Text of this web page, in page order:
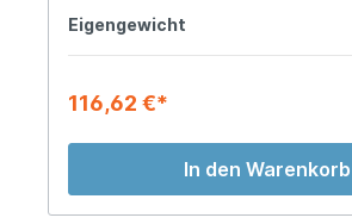
Eigengewicht
116,62 €*
In den Warenkorb